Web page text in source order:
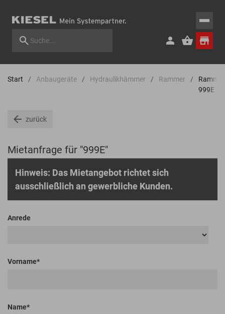
Start Anbaugeräte Hydraulikhämmer Rammer
Rammer
999E
zurück
Mietanfrage für "999E"
Hinweis: Das Mietangebot richtet sich
ausschließlich an gewerbliche Kunden.
Anrede
Vorname
Name